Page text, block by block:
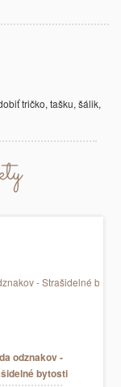
tričko, tašku, šálik,
odznakov -
bytosti